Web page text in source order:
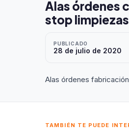
Alas órdenes
stop limpiezas
PUBLICADO
28 de julio de 2020
Alas órdenes
TAMBIÉN TE PUEDE